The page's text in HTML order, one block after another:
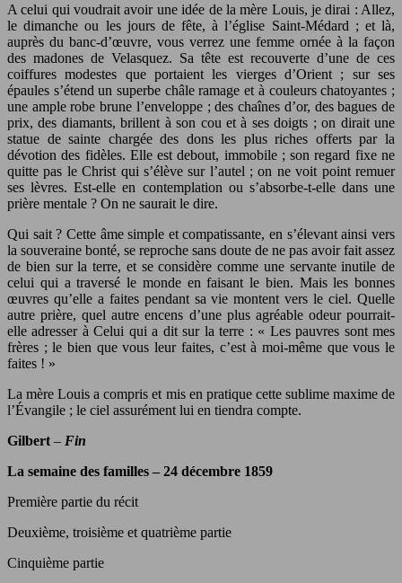
A celui qui voudrait avoir une idée de la mère Louis, je dirai : Allez,
le dimanche ou les jours de fête, à l’église Saint-Médard ; et là,
auprès du banc-d’œuvre, vous verrez une femme ornée à la façon
des madones de Velasquez. Sa tête est recouverte d’une de ces
coiffures modestes que portaient les vierges d’Orient ; sur ses
épaules s’étend un superbe châle ramage et à couleurs chatoyantes ;
une ample robe brune l’enveloppe ; des chaînes d’or, des bagues de
prix, des diamants, brillent à son cou et à ses doigts ; on dirait une
statue de sainte chargée des dons les plus riches offerts par la
dévotion des fidèles. Elle est debout, immobile ; son regard fixe ne
quitte pas le Christ qui s’élève sur l’autel ; on ne voit point remuer
ses lèvres. Est-elle en contemplation ou s’absorbe-t-elle dans une
prière mentale ? On ne saurait le dire.
Qui sait ? Cette âme simple et compatissante, en s’élevant ainsi vers
la souveraine bonté, se reproche sans doute de ne pas avoir fait assez
de bien sur la terre, et se considère comme une servante inutile de
celui qui a traversé le monde en faisant le bien. Mais les bonnes
œuvres qu’elle a faites pendant sa vie montent vers le ciel. Quelle
autre prière, quel autre encens d’une plus agréable odeur pourrait-
elle adresser à Celui qui a dit sur la terre : « Les pauvres sont mes
frères ; le bien que vous leur faites, c’est à moi-même que vous le
faites ! »
La mère Louis a compris et mis en pratique cette sublime maxime de
l’Évangile ; le ciel assurément lui en tiendra compte.
Gilbert – Fin
La semaine des familles – 24 décembre 1859
Première partie du récit
Deuxième, troisième et quatrième partie
Cinquième partie